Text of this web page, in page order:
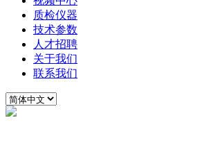
质检仪器
技术参数
人才招聘
关于我们
联系我们